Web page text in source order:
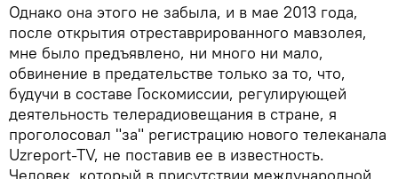
Однако она этого не забыла, и в мае 2013 года,
после открытия отреставрированного мавзолея,
мне было предъявлено, ни много ни мало,
обвинение в предательстве только за то, что,
будучи в составе Госкомиссии, регулирующей
деятельность телерадиовещания в стране, я
проголосовал "за" регистрацию нового телеканала
Uzreport-TV, не поставив ее в известность.
Человек, который в присутствии международной